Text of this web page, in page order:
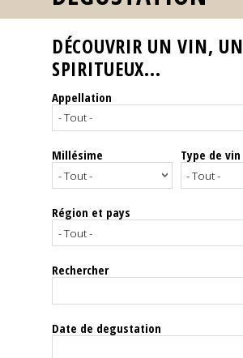
Reportages
Nos
Spiritueux
Notes
dégustation
Le
magazine
DÉCOUVRIR UN VIN, UN
SPIRITUEUX...
Appellation
Millésime Type de vin
Région et pays
Rechercher
Date de degustation